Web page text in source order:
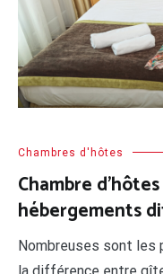
Chambres d'hôtes
Chambre
hébergements
Nombreuses sont les